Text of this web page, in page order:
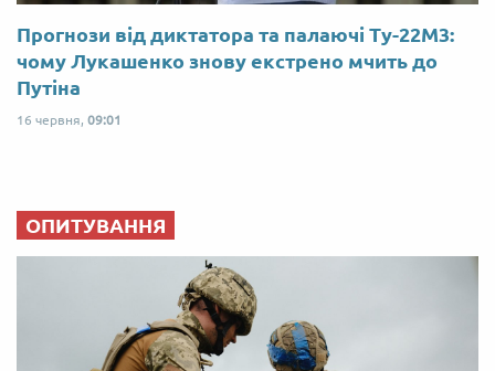
Прогнози від диктатора та палаючі Ту-22М3:
чому Лукашенко знову екстрено мчить до
Путіна
16 червня, 09:01
ОПИТУВАННЯ